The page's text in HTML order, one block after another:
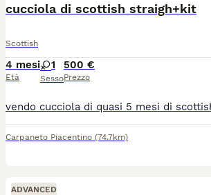
cucciola di scottish straigh+kit
Scottish
4 mesi
Età
1
Sesso
500 €
Prezzo
Carpaneto Piacentino (74.7km)
ADVANCED